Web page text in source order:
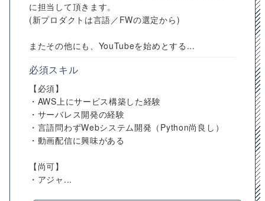
に担当して頂きます。
(新プロダクトは言語／FWの選定から)
またその他にも、YouTubeを始めとする...
必須スキル
【必須】
・AWS上にサービス構築した経験
・サーバレス開発の経験
・言語問わずWebシステム開発（Python尚良し）
・動画配信に興味がある
【尚可】
・アジャ...